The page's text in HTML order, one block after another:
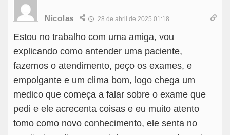
Nicolas 28 de abril de 2025 01:18
Estou no trabalho com uma amiga, vou
explicando como antender uma paciente,
fazemos o atendimento, peço os exames, e
empolgante e um clima bom, logo chega um
medico que começa a falar sobre o exame que
pedi e ele acrecenta coisas e eu muito atento
tomo como novo conhecimento, ele senta no